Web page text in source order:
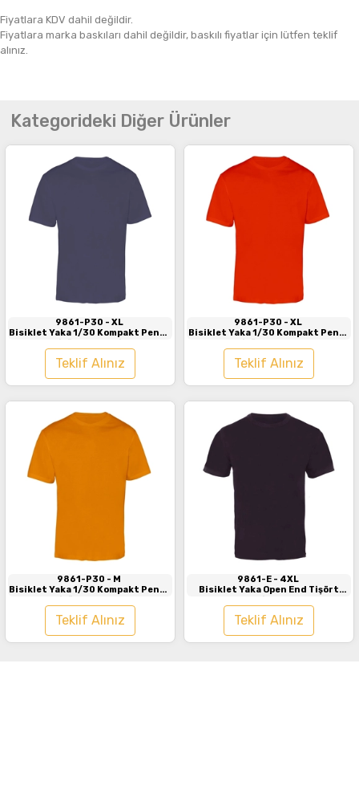
Fiyatlara KDV dahil değildir.
Fiyatlara marka baskıları dahil değildir, baskılı fiyatlar için lütfen teklif
alınız.
Kategorideki Diğer Ürünler
9861-P30 - XL
Bisiklet Yaka 1/30 Kompakt Penye
Teklif Alınız
9861-P30 - XL
Bisiklet Yaka 1/30 Kompakt Penye
Teklif Alınız
9861-P30 - M
Bisiklet Yaka 1/30 Kompakt Penye
Tişört Turuncu
Teklif Alınız
9861-E - 4XL
Bisiklet Yaka Open End Tişört
Siyah
Teklif Alınız